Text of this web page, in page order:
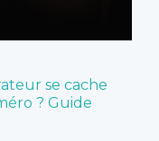
se cache
? Guide